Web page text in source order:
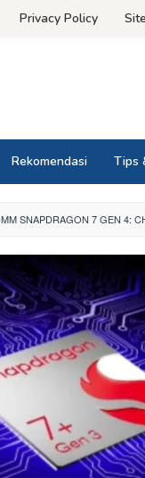
Privacy Policy
Rekomendasi Tips
SNAPDRAGON 7 GEN 4: